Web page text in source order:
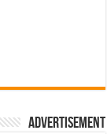
Advertisement